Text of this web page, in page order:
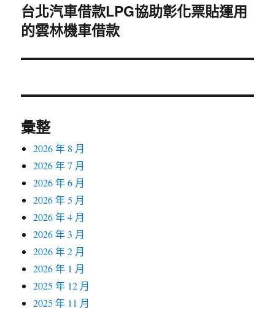
下
一
文
台北汽車借款LPG協助彰化票貼運用
的雲林機車借款
彙整
2026 年 8 月
2026 年 7 月
2026 年 6 月
2026 年 5 月
2026 年 4 月
2026 年 3 月
2026 年 2 月
2026 年 1 月
2025 年 12 月
2025 年 11 月